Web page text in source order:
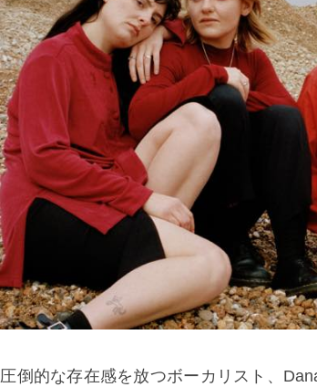
圧倒的な存在感を放つボーカリスト、